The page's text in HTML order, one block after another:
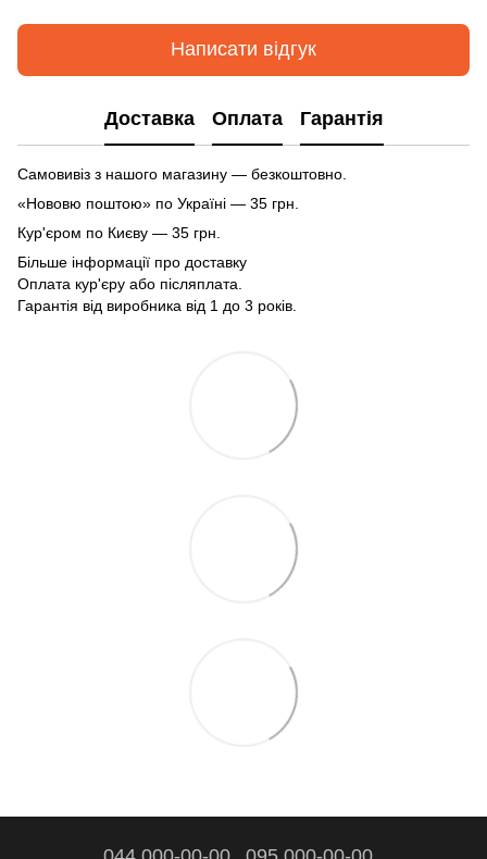
Написати відгук
Доставка Оплата Гарантія
Самовивіз з нашого магазину — безкоштовно.
«Нововю поштою» по Україні — 35 грн.
Кур'єром по Києву — 35 грн.
Більше інформації про доставку
Оплата кур'єру або післяплата.
Гарантія від виробника від 1 до 3 років.